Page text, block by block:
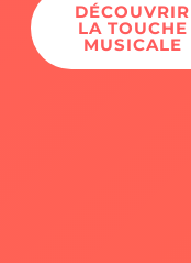
DÉCOUVRIR
LA TOUCHE
MUSICALE